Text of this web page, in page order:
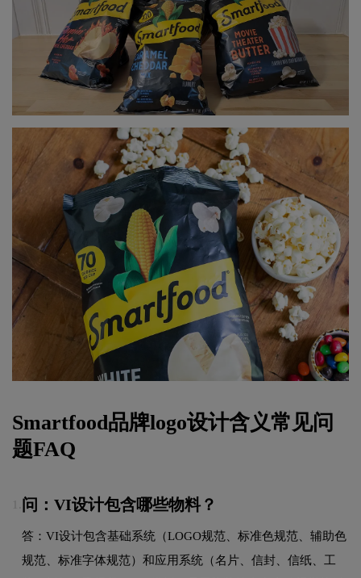
Smartfood品牌logo设计含义常见问
题FAQ
问：VI设计包含哪些物料？
答：VI设计包含基础系统（LOGO规范、标准色规范、辅助色
规范、标准字体规范）和应用系统（名片、信封、信纸、工